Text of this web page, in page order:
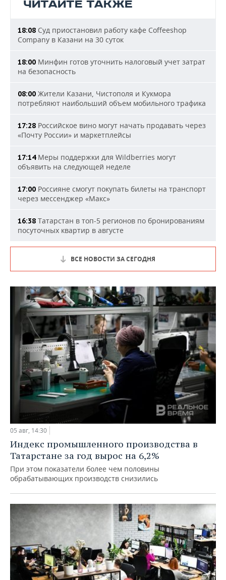
ЧИТАЙТЕ ТАКЖЕ
18:08 Суд приостановил работу кафе Coffeeshop
Company в Казани на 30 суток
18:00 Минфин готов уточнить налоговый учет затрат
на безопасность
08:00 Жители Казани, Чистополя и Кукмора
потребляют наибольший объем мобильного трафика
17:28 Российское вино могут начать продавать через
«Почту России» и маркетплейсы
17:14Меры поддержки для Wildberries могут
объявить на следующей неделе
17:00 Россияне смогут покупать билеты на транспорт
через мессенджер «Макс»
16:38 Татарстан в топ-5 регионов по бронированиям
посуточных квартир в августе
ВСЕ НОВОСТИ ЗА СЕГОДНЯ
05 авг, 14:30
Индекс промышленного производства в
Татарстане за год вырос на 6,2%
При этом показатели более чем половины
обрабатывающих производств снизились